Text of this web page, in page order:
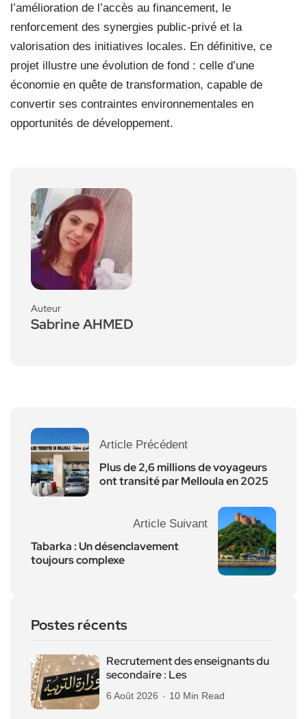
l’amélioration de l’accès au financement, le
renforcement des synergies public-privé et la
valorisation des initiatives locales. En définitive, ce
projet illustre une évolution de fond : celle d’une
économie en quête de transformation, capable de
convertir ses contraintes environnementales en
opportunités de développement.
Auteur
Sabrine AHMED
Article Précédent
Plus de 2,6 millions de voyageurs
ont transité par Melloula en 2025
Article Suivant
Tabarka : Un désenclavement
toujours complexe
Postes récents
Recrutement des enseignants du
secondaire : Les
6 Août 2026 10 Min Read